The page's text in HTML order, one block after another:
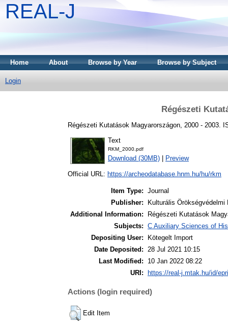
REAL-J
Home About Browse by Year Browse by Subject
Login
Régészeti
Régészeti Kutatások Magyarországon, 2000 - 2003.
Text
RKM_2000.pdf
Download (30MB) Preview
Official URL: https://archeodatabase.hnm.hu/hu/rkm
Item Type: Journal
Publisher:
Kulturális
Additional Information:
Régészeti Kutatások
Subjects: C Auxiliary Sciences of
Depositing User:
Kötegelt Import
Date Deposited: 28 Jul 2021 10:15
Last Modified:
10 Jan 2022 08:22
URI:
https://real-j.mtak.hu/id/
Actions (login required)
Edit Item